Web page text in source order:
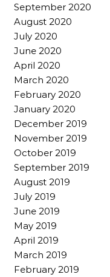
September 2020
August 2020
July 2020
June 2020
April 2020
March 2020
February 2020
January 2020
December 2019
November 2019
October 2019
September 2019
August 2019
July 2019
June 2019
May 2019
April 2019
March 2019
February 2019